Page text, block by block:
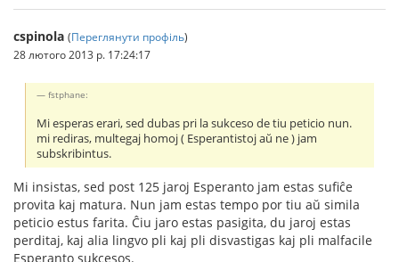
cspinola (Переглянути профіль)
28 лютого 2013 р. 17:24:17
fstphane:
Mi esperas erari, sed dubas pri la sukceso de tiu peticio nun.
mi rediras, multegaj homoj ( Esperantistoj aŭ ne ) jam
subskribintus.
Mi insistas, sed post 125 jaroj Esperanto jam estas sufiĉe
provita kaj matura. Nun jam estas tempo por tiu aŭ simila
peticio estus farita. Ĉiu jaro estas pasigita, du jaroj estas
perditaj, kaj alia lingvo pli kaj pli disvastigas kaj pli malfacile
Esperanto sukcesos.